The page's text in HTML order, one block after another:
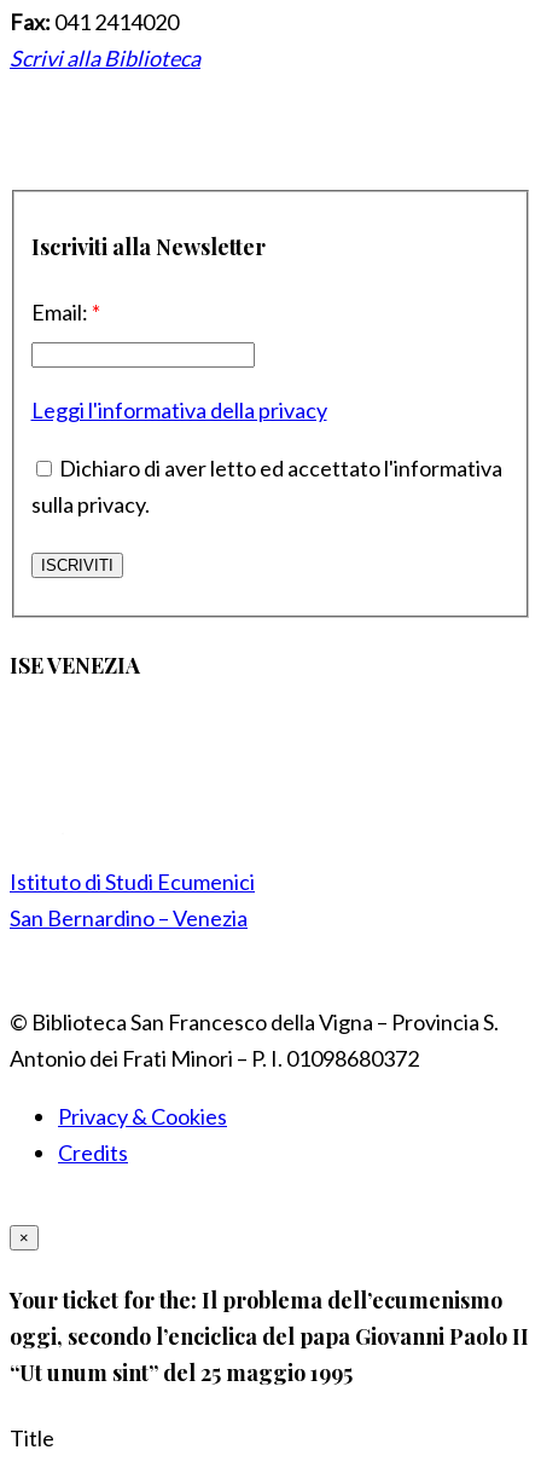
Fax: 041 2414020
Scrivi alla Biblioteca
Iscriviti alla Newsletter
Email: *
Leggi l'informativa della privacy
Dichiaro di aver letto ed accettato l'informativa
sulla privacy.
ISE VENEZIA
Istituto di Studi Ecumenici
San Bernardino – Venezia
© Biblioteca San Francesco della Vigna – Provincia S.
Antonio dei Frati Minori – P. I. 01098680372
Privacy & Cookies
Credits
×
Your ticket for the: Il problema dell’ecumenismo
oggi, secondo l’enciclica del papa Giovanni Paolo II
“Ut unum sint” del 25 maggio 1995
Title